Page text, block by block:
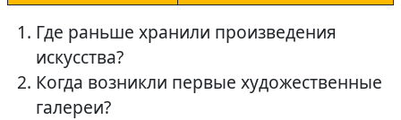
Где раньше хранили произведения
искусства?
Когда возникли первые художественные
галереи?